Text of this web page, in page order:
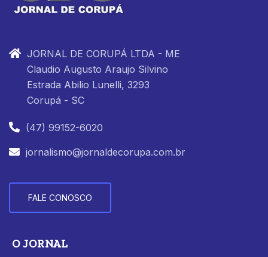
JORNAL DE CORUPÁ LTDA - ME
Claudio Augusto Araujo Silvino
Estrada Abilio Lunelli, 3293
Corupá - SC
(47) 99152-6020
jornalismo@jornaldecorupa.com.br
FALE CONOSCO
O JORNAL